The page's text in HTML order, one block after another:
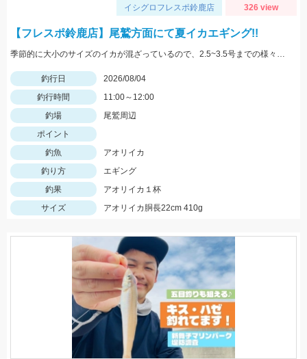
イシグロフレスポ鈴鹿店 326 view
【フレスポ鈴鹿店】尾鷲方面にて夏イカエギング!!
季節的に大小のサイズのイカが混ざっているので、2.5~3.5号までの様々なサイズを持っていきましょう!!
釣行日
2026/08/04
釣行時間
11:00～12:00
釣場
尾鷲周辺
ポイント
釣魚
アオリイカ
釣り方
エギング
釣果
アオリイカ１杯
サイズ
アオリイカ胴長22cm 410g